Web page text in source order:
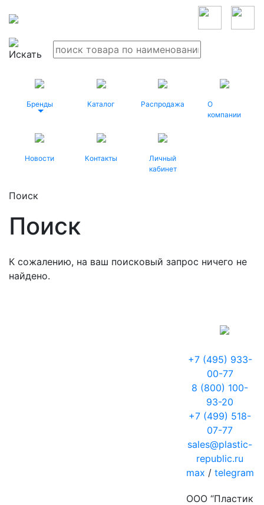
Бренды Каталог Распродажа
О
компании
Новости Контакты
Личный
кабинет
Поиск
Поиск
К сожалению, на ваш поисковый запрос ничего не
найдено.
+7 (495) 933-
00-77
8 (800) 100-
93-20
+7 (499) 518-
07-77
sales@plastic-
republic.ru
max / telegram
ООО “Пластик